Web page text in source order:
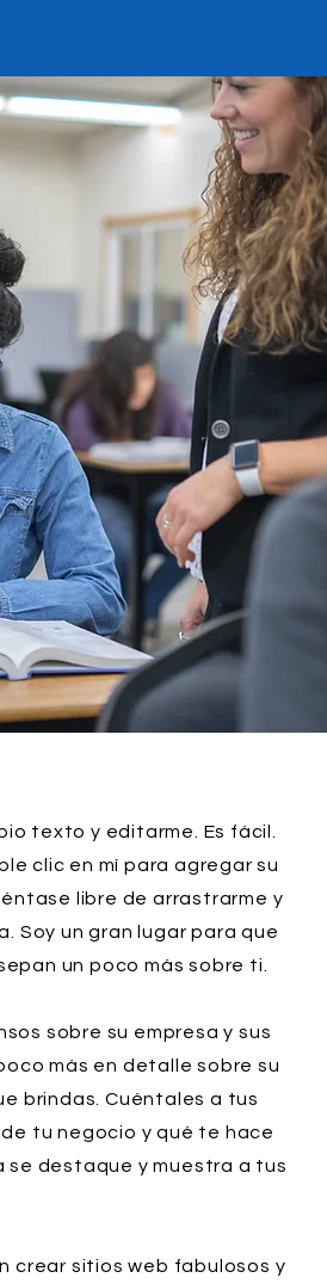
texto y editarme. Es fácil.
clic en mí para agregar su
libre de arrastrarme y
Soy un gran lugar para que
un poco más sobre ti.
sobre su empresa y sus
más en detalle sobre su
brindas. Cuéntales a tus
tu negocio y qué te hace
destaque y muestra a tus
crear sitios web fabulosos y